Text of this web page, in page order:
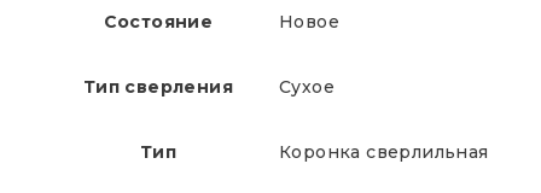
Состояние Новое
Тип сверления Сухое
Тип Коронка сверлильная